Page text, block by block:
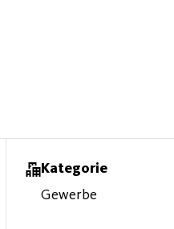
Kategorie
Gewerbe